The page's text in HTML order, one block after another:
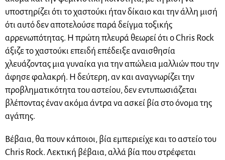
υποστηρίζει ότι το χαστούκι ήταν δίκαιο και την άλλη μισή
ότι αυτό δεν αποτελούσε παρά δείγμα τοξικής
αρρενωπότητας. Η πρώτη πλευρά θεωρεί ότι ο Chris Rock
άξιζε το χαστούκι επειδή επέδειξε αναισθησία
χλευάζοντας μια γυναίκα για την απώλεια μαλλιών που την
άφησε φαλακρή. Η δεύτερη, αν και αναγνωρίζει την
προβληματικότητα του αστείου, δεν εντυπωσιάζεται
βλέποντας έναν ακόμα άντρα να ασκεί βία στο όνομα της
αγάπης.
Βέβαια, θα πουν κάποιοι, βία εμπεριείχε και το αστείο του
Chris Rock. Λεκτική βέβαια, αλλά βία που στρέφεται